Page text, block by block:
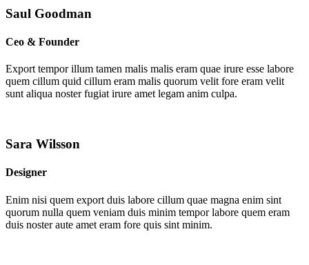
Saul Goodman
Ceo & Founder
Export tempor illum tamen malis malis eram quae irure esse labore
quem cillum quid cillum eram malis quorum velit fore eram velit
sunt aliqua noster fugiat irure amet legam anim culpa.
Sara Wilsson
Designer
Enim nisi quem export duis labore cillum quae magna enim sint
quorum nulla quem veniam duis minim tempor labore quem eram
duis noster aute amet eram fore quis sint minim.